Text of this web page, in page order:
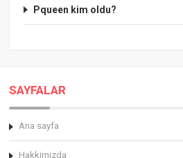
Pqueen kim oldu?
SAYFALAR
Ana sayfa
Hakkimizda